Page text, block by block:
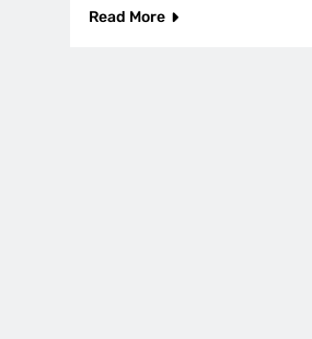
Read More